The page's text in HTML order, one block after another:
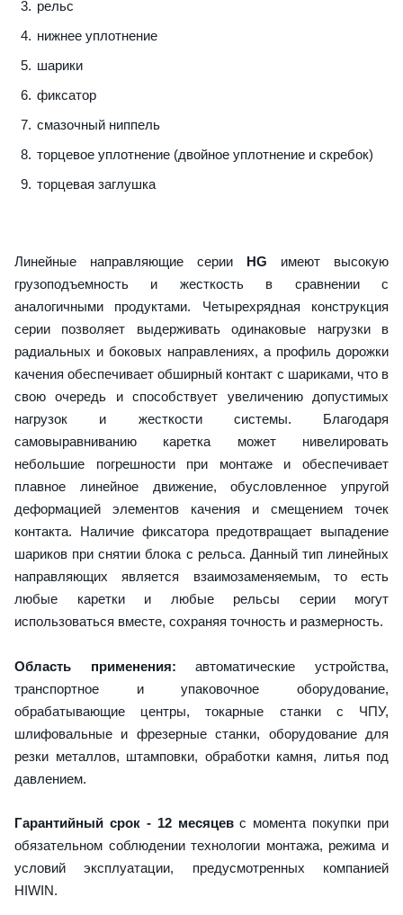
рельс
нижнее уплотнение
шарики
фиксатор
смазочный ниппель
торцевое уплотнение (двойное уплотнение и скребок)
торцевая заглушка
Линейные направляющие серии HG имеют высокую
грузоподъемность и жесткость в сравнении с
аналогичными продуктами. Четырехрядная конструкция
серии позволяет выдерживать одинаковые нагрузки в
радиальных и боковых направлениях, а профиль дорожки
качения обеспечивает обширный контакт с шариками, что в
свою очередь и способствует увеличению допустимых
нагрузок и жесткости системы. Благодаря
самовыравниванию каретка может нивелировать
небольшие погрешности при монтаже и обеспечивает
плавное линейное движение, обусловленное упругой
деформацией элементов качения и смещением точек
контакта. Наличие фиксатора предотвращает выпадение
шариков при снятии блока с рельса. Данный тип линейных
направляющих является взаимозаменяемым, то есть
любые каретки и любые рельсы серии могут
использоваться вместе, сохраняя точность и размерность.
Область применения: автоматические устройства,
транспортное и упаковочное оборудование,
обрабатывающие центры, токарные станки с ЧПУ,
шлифовальные и фрезерные станки, оборудование для
резки металлов, штамповки, обработки камня, литья под
давлением.
Гарантийный срок - 12 месяцевс момента покупки при
обязательном соблюдении технологии монтажа, режима и
условий эксплуатации, предусмотренных компанией
HIWIN.